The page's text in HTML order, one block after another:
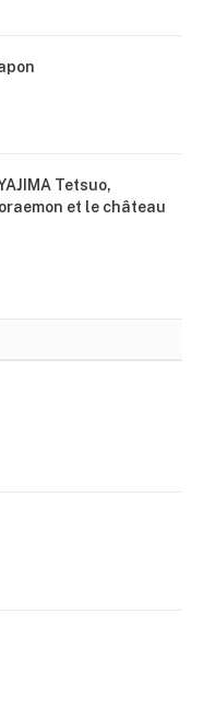
Tetsuo,
et le château